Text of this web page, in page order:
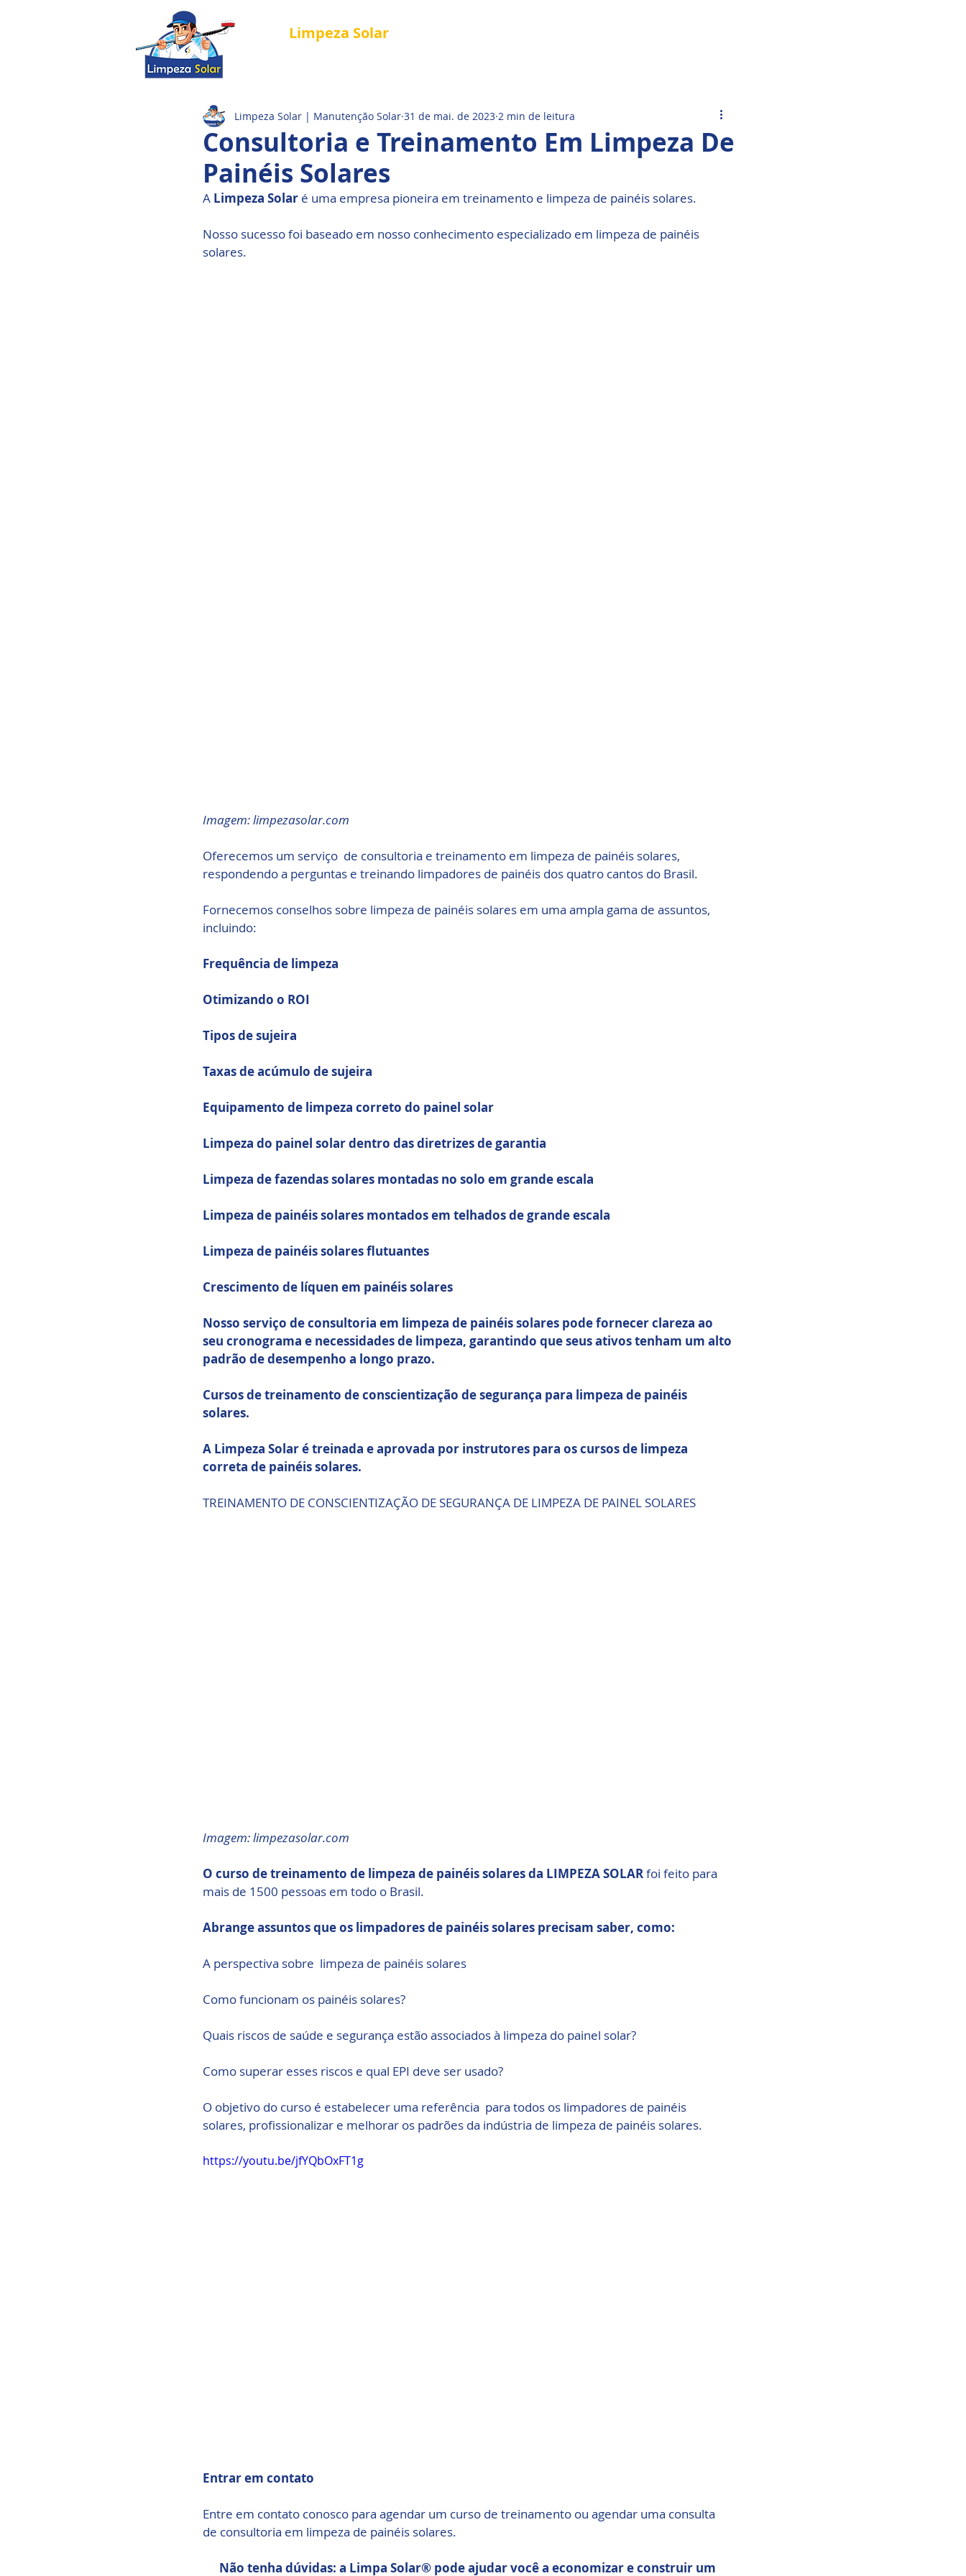
Limpeza Solar
Consultoria e Treinamento Em Limpeza De
Painéis Solares
Limpeza Solar | Manutenção Solar 31 de mai. de 2023 2 min de leitura
A Limpeza Solar é uma empresa pioneira em treinamento e limpeza de painéis solares.
Nosso sucesso foi baseado em nosso conhecimento especializado em limpeza de painéis
solares.
Imagem: limpezasolar.com
Oferecemos um serviço  de consultoria e treinamento em limpeza de painéis solares,
respondendo a perguntas e treinando limpadores de painéis dos quatro cantos do Brasil.
Fornecemos conselhos sobre limpeza de painéis solares em uma ampla gama de assuntos,
incluindo:
Frequência de limpeza
Otimizando o ROI
Tipos de sujeira
Taxas de acúmulo de sujeira
Equipamento de limpeza correto do painel solar
Limpeza do painel solar dentro das diretrizes de garantia
Limpeza de fazendas solares montadas no solo em grande escala
Limpeza de painéis solares montados em telhados de grande escala
Limpeza de painéis solares flutuantes
Crescimento de líquen em painéis solares
Nosso serviço de consultoria em limpeza de painéis solares pode fornecer clareza ao
seu cronograma e necessidades de limpeza, garantindo que seus ativos tenham um alto
padrão de desempenho a longo prazo.
Cursos de treinamento de conscientização de segurança para limpeza de painéis
solares.
A Limpeza Solar é treinada e aprovada por instrutores para os cursos de limpeza
correta de painéis solares.
TREINAMENTO DE CONSCIENTIZAÇÃO DE SEGURANÇA DE LIMPEZA DE PAINEL SOLARES
Imagem: limpezasolar.com
O curso de treinamento de limpeza de painéis solares da LIMPEZA SOLAR foi feito para
mais de 1500 pessoas em todo o Brasil.
Abrange assuntos que os limpadores de painéis solares precisam saber, como:
A perspectiva sobre  limpeza de painéis solares
Como funcionam os painéis solares?
Quais riscos de saúde e segurança estão associados à limpeza do painel solar?
Como superar esses riscos e qual EPI deve ser usado?
O objetivo do curso é estabelecer uma referência  para todos os limpadores de painéis
solares, profissionalizar e melhorar os padrões da indústria de limpeza de painéis solares.
https://youtu.be/jfYQbOxFT1g
Entrar em contato
Entre em contato conosco para agendar um curso de treinamento ou agendar uma consulta
de consultoria em limpeza de painéis solares.
Não tenha dúvidas: a Limpa Solar® pode ajudar você a economizar e construir um